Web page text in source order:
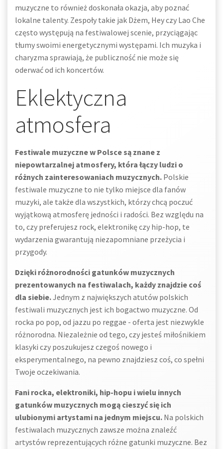
muzyczne to również doskonała okazja, aby poznać
lokalne talenty. Zespoły takie jak Dżem, Hey czy Lao Che
często występują na festiwalowej scenie, przyciągając
tłumy swoimi energetycznymi występami. Ich muzyka i
charyzma sprawiają, że publiczność nie może się
oderwać od ich koncertów.
Eklektyczna
atmosfera
Festiwale muzyczne w Polsce są znane z
niepowtarzalnej atmosfery, która łączy ludzi o
różnych zainteresowaniach muzycznych. Polskie
festiwale muzyczne to nie tylko miejsce dla fanów
muzyki, ale także dla wszystkich, którzy chcą poczuć
wyjątkową atmosferę jedności i radości. Bez względu na
to, czy preferujesz rock, elektronikę czy hip-hop, te
wydarzenia gwarantują niezapomniane przeżycia i
przygody.
Dzięki różnorodności gatunków muzycznych
prezentowanych na festiwalach, każdy znajdzie coś
dla siebie.Jednym z największych atutów polskich
festiwali muzycznych jest ich bogactwo muzyczne. Od
rocka po pop, od jazzu po reggae - oferta jest niezwykle
różnorodna. Niezależnie od tego, czy jesteś miłośnikiem
klasyki czy poszukujesz czegoś nowego i
eksperymentalnego, na pewno znajdziesz coś, co spełni
Twoje oczekiwania.
Fani rocka, elektroniki, hip-hopu i wielu innych
gatunków muzycznych mogą cieszyć się ich
ulubionymi artystami na jednym miejscu. Na polskich
festiwalach muzycznych zawsze można znaleźć
artystów reprezentujących różne gatunki muzyczne. Bez